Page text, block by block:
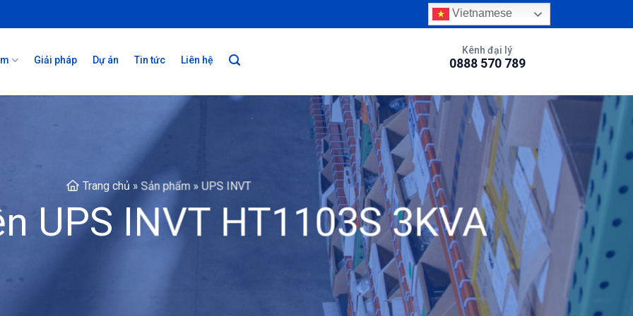
Vietnamese
Giải pháp Dự án Tin tức Liên hệ
Kênh đại lý
0888 570 789
Trang chủ » Sản phẩm » UPS INVT
UPS INVT HT1103S 3KVA